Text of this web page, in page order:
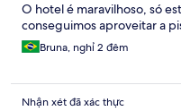
O hotel é maravilhoso, só
conseguimos aproveitar a
Bruna, nghỉ 2 đêm
Nhận xét đã xác thực